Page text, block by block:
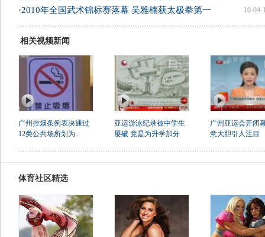
10-04-
·2010年全国武术锦标赛落幕 吴雅楠获太极拳第一
相关视频新闻
广州控烟条例表决通过
12类公共场所划为..
亚运游泳纪录被中学生
屡破 竟是为升学加分
广州亚运会开闭
意大胆引人注目
体育社区精选